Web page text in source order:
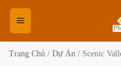
Bỏ
nội
dungTrang Chủ / Dự Án / Scenic